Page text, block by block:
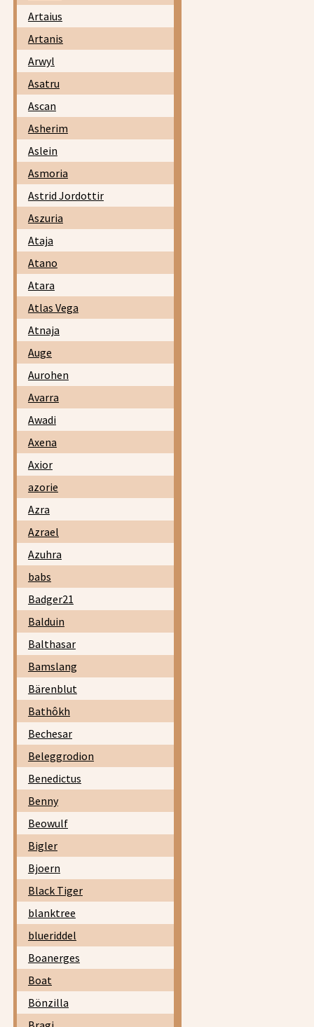
Artaius
Artanis
Arwyl
Asatru
Ascan
Asherim
Aslein
Asmoria
Astrid Jordottir
Aszuria
Ataja
Atano
Atara
Atlas Vega
Atnaja
Auge
Aurohen
Avarra
Awadi
Axena
Axior
azorie
Azra
Azrael
Azuhra
babs
Badger21
Balduin
Balthasar
Bamslang
Bärenblut
Bathôkh
Bechesar
Beleggrodion
Benedictus
Benny
Beowulf
Bigler
Bjoern
Black Tiger
blanktree
blueriddel
Boanerges
Boat
Bönzilla